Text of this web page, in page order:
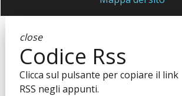
close
Codice Rss
Clicca sul pulsante per copiare il link
RSS negli appunti.